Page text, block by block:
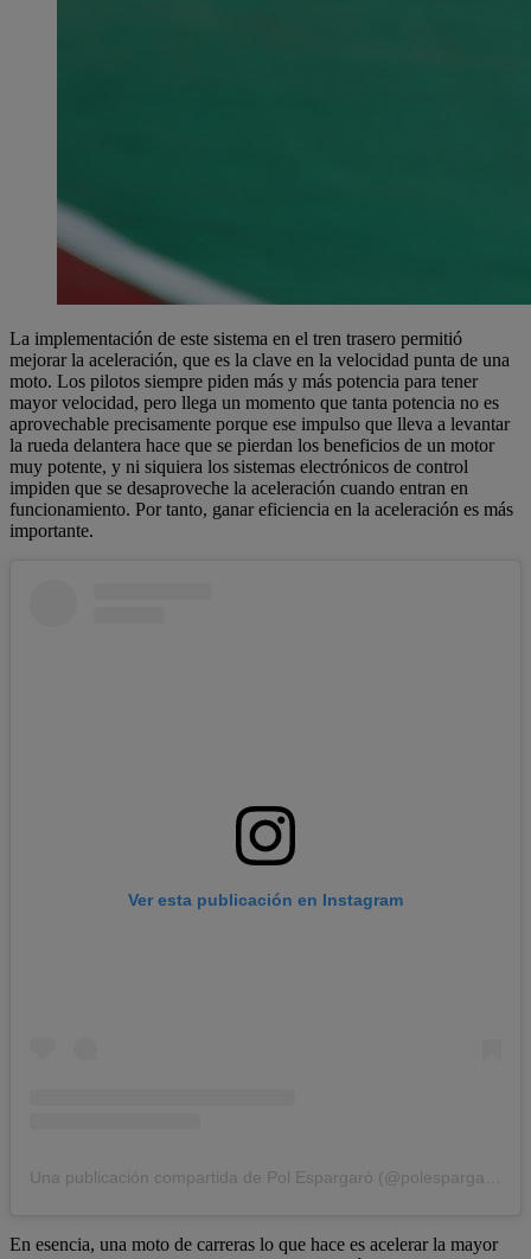
La implementación de este sistema en el tren trasero permitió
mejorar la aceleración, que es la clave en la velocidad punta de una
moto. Los pilotos siempre piden más y más potencia para tener
mayor velocidad, pero llega un momento que tanta potencia no es
aprovechable precisamente porque ese impulso que lleva a levantar
la rueda delantera hace que se pierdan los beneficios de un motor
muy potente, y ni siquiera los sistemas electrónicos de control
impiden que se desaproveche la aceleración cuando entran en
funcionamiento. Por tanto, ganar eficiencia en la aceleración es más
importante.
Ver esta publicación en Instagram
Una publicación compartida de Pol Espargaró (@polespargaro)
En esencia, una moto de carreras lo que hace es acelerar la mayor